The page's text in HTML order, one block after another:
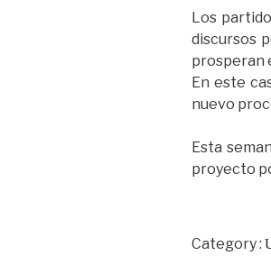
Los
discursos
prosperan
En este
nuevo
Esta
proyecto
Category :